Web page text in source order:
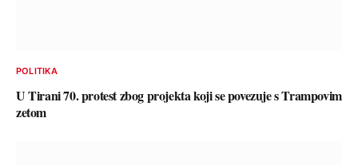
POLITIKA
U Tirani 70. protest zbog projekta koji se povezuje s Trampovim
zetom